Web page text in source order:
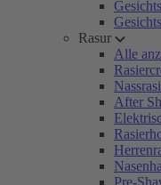
Rasur
Alle
After
Pre-